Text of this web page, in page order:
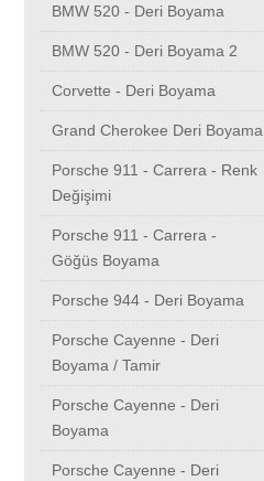
BMW 520 - Deri Boyama
BMW 520 - Deri Boyama 2
Corvette - Deri Boyama
Grand Cherokee Deri Boyama
Porsche 911 - Carrera - Renk
Değişimi
Porsche 911 - Carrera -
Göğüs Boyama
Porsche 944 - Deri Boyama
Porsche Cayenne - Deri
Boyama / Tamir
Porsche Cayenne - Deri
Boyama
Porsche Cayenne - Deri